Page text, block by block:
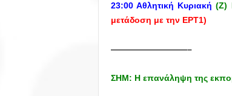
23:00 Αθλητική Κυριακή (Z)
μετάδοση με την ΕΡΤ1)
—————————–
ΣΗΜ: Η επανάληψη της